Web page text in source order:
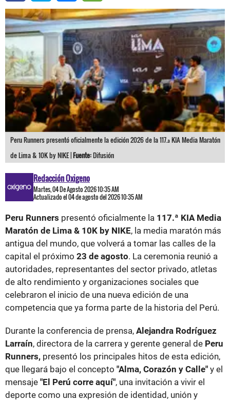
Peru Runners presentó oficialmente la edición 2026 de la 117.ª KIA Media Maratón
de Lima & 10K by NIKE |Fuente:Difusión
Redacción Oxigeno
Martes, 04 De Agosto 2026 10:35 AM
Actualizado el 04 de agosto del 2026 10:35 AM
Peru Runners presentó oficialmente la 117.ª KIA Media
Maratón de Lima & 10K by NIKE, la media maratón más
antigua del mundo, que volverá a tomar las calles de la
capital el próximo 23 de agosto. La ceremonia reunió a
autoridades, representantes del sector privado, atletas
de alto rendimiento y organizaciones sociales que
celebraron el inicio de una nueva edición de una
competencia que ya forma parte de la historia del Perú.
Durante la conferencia de prensa, Alejandra Rodríguez
Larraín, directora de la carrera y gerente general de Peru
Runners, presentó los principales hitos de esta edición,
que llegará bajo el concepto "Alma, Corazón y Calle" y el
mensaje "El Perú corre aquí", una invitación a vivir el
deporte como una expresión de identidad, unión y